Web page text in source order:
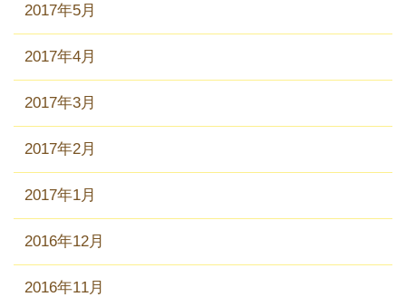
2017年5月
2017年4月
2017年3月
2017年2月
2017年1月
2016年12月
2016年11月